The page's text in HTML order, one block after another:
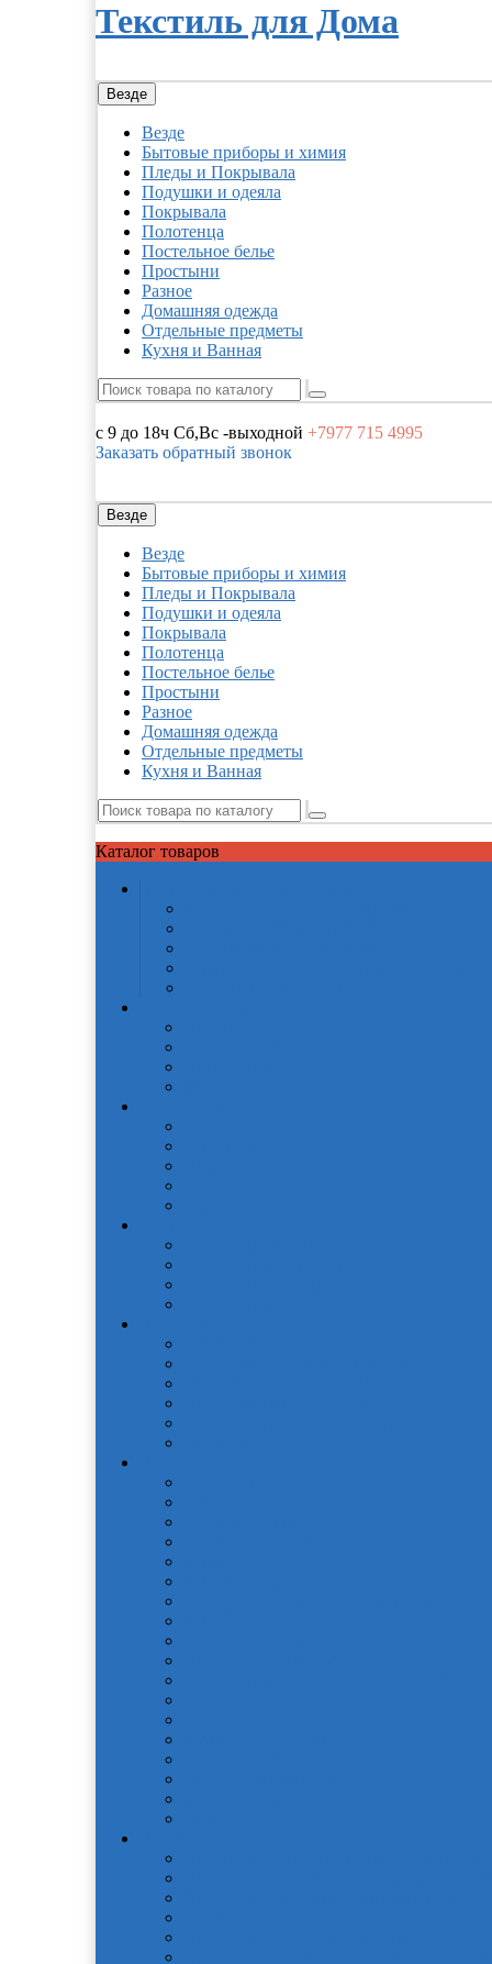
Текстиль для Дома
Везде
Везде
Бытовые приборы и химия
Пледы и Покрывала
Подушки и одеяла
Покрывала
Полотенца
Постельное белье
Простыни
Разное
Домашняя одежда
Отдельные предметы
Кухня и Ванная
с 9 до 18ч Сб,Вс -выходной +7977 715 4995
Заказать обратный звонок
Везде
Везде
Бытовые приборы и химия
Пледы и Покрывала
Подушки и одеяла
Покрывала
Полотенца
Постельное белье
Простыни
Разное
Домашняя одежда
Отдельные предметы
Кухня и Ванная
Каталог товаров